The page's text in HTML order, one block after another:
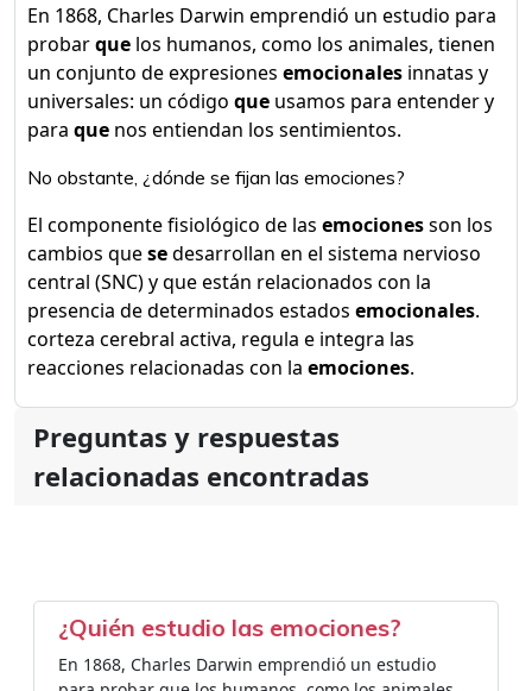
En 1868, Charles Darwin emprendió un estudio para
probarque los humanos, como los animales, tienen
un conjunto de expresiones emocionales innatas y
universales: un código que usamos para entender y
para que nos entiendan los sentimientos.
No obstante, ¿dónde se fijan las emociones?
El componente fisiológico de las emocionesson los
cambios quesedesarrollan en el sistema nervioso
central (SNC) y que están relacionados con la
presencia de determinados estados emocionales.
corteza cerebral activa, regula e integra las
reacciones relacionadas con la emociones.
Preguntas y respuestas
relacionadas encontradas
¿Quién estudio las emociones?
En 1868, Charles Darwin emprendió un estudio